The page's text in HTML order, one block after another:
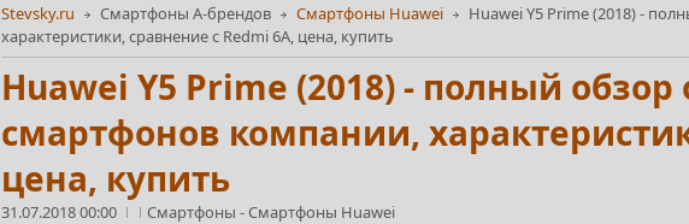
Stevsky.ru Смартфоны А-брендов Смартфоны Huawei
Huawei Y5 Prime (2018) -
характеристики, сравнение с Redmi 6A, цена, купить
Huawei Y5 Prime (2018) - полный
смартфонов компании,
цена, купить
31.07.2018 00:00 Смартфоны -Смартфоны Huawei